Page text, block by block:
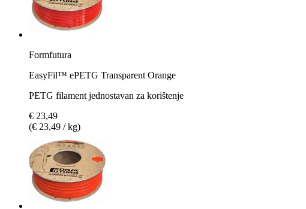
Formfutura
EasyFil™ ePETG Transparent Orange
PETG filament jednostavan za korištenje
€ 23,49
(€ 23,49 / kg)